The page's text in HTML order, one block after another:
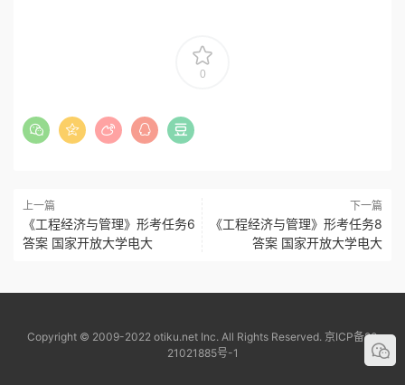
0
上一篇
《工程经济与管理》形考任务6
答案 国家开放大学电大
下一篇
《工程经济与管理》形考任务8
答案 国家开放大学电大
Copyright © 2009-2022 otiku.net Inc. All Rights Reserved. 京ICP备20
21021885号-1